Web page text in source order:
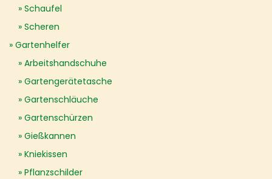
Schaufel
Scheren
Gartenhelfer
Arbeitshandschuhe
Gartengerätetasche
Gartenschläuche
Gartenschürzen
Gießkannen
Kniekissen
Pflanzschilder